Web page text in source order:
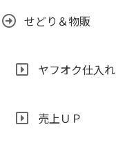
せどり＆物販
ヤフオク仕入れ
売上ＵＰ